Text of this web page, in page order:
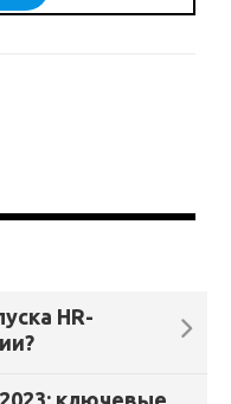
HR-
ключевые